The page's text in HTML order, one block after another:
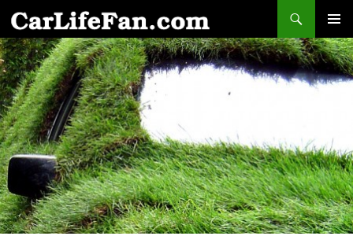
索
メインメ
ニュー
コ
ン
テ
ン
ツ
へ
ス
キ
ッ
プ